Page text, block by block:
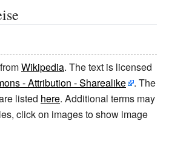
Wikipedia. The text is licensed
- Attribution - Sharealike
. The
listed here. Additional terms may
click on images to show image